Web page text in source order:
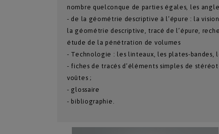
nombre quelconque de parties égales, les
- de la géométrie descriptive à l’épure : la
la géométrie descriptive, tracé de l’épure,
étude de la pénétration de volumes
- Technologie : les linteaux, les plates-bandes,
- fiches de tracés d’éléments simples de
voûtes ;
- glossaire
- bibliographie.